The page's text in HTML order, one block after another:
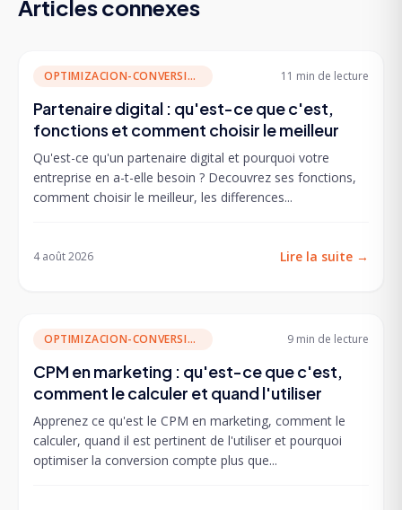
Articles connexes
OPTIMIZACION-CONVERSION 11 min de lecture
Partenaire digital : qu'est-ce que c'est,
fonctions et comment choisir le meilleur
Qu'est-ce qu'un partenaire digital et pourquoi votre
entreprise en a-t-elle besoin ? Decouvrez ses fonctions,
comment choisir le meilleur, les differences...
4 août 2026 Lire la suite →
OPTIMIZACION-CONVERSION 9 min de lecture
CPM en marketing : qu'est-ce que c'est,
comment le calculer et quand l'utiliser
Apprenez ce qu'est le CPM en marketing, comment le
calculer, quand il est pertinent de l'utiliser et pourquoi
optimiser la conversion compte plus que...